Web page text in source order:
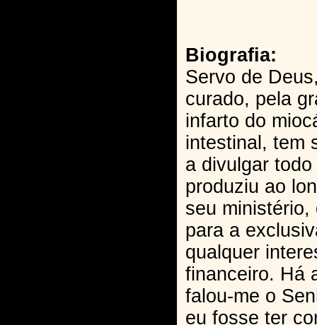
Biografia:
Servo de
curado, pela
infarto do
intestinal, tem
a divulgar
produziu ao
seu ministério,
para a
qualquer
financeiro. Há
falou-me o
eu fosse ter